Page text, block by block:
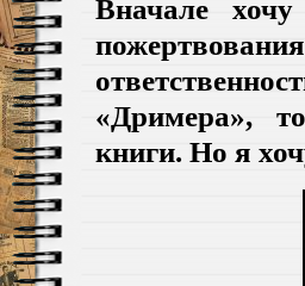
Вначале
«Дримера»,
книги. Но я